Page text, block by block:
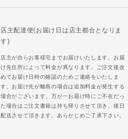
店主配達便(お届け日は店主都合となりま
す)
店主が自らお客様宅までお届けいたします。お届
け先住所によって料金が異なります。ご注文後改
めてお届け日時の確認のためご連絡をいたしま
す。お届け先が離島の場合は追加料金が発生する
場合がございます。万が一お届け時にご不在だっ
た場合はご注文書籍は持ち帰りさせて頂き、後日
配送させて頂きます。あらかじめご了承下さい。